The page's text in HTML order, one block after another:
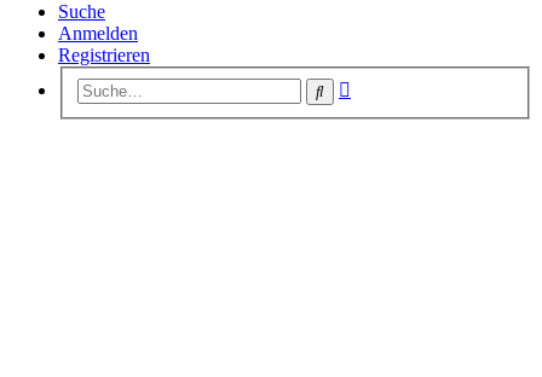
Suche
Anmelden
Registrieren
Suche